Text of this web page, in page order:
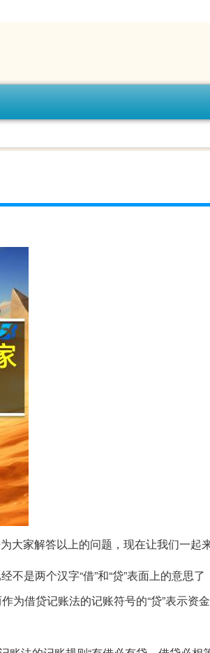
大家解答以上的问题，现在让我们一起
不是两个汉字“借”和“贷”表面上的意思
为借贷记账法的记账符号的“贷”表示资